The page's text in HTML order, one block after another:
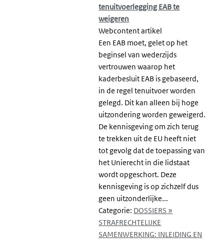
tenuitvoerlegging EAB te
weigeren
Webcontent artikel
Een EAB moet, gelet op het
beginsel van wederzijds
vertrouwen waarop het
kaderbesluit EAB is gebaseerd,
in de regel tenuitvoer worden
gelegd. Dit kan alleen bij hoge
uitzondering worden geweigerd.
De kennisgeving om zich terug
te trekken uit de EU heeft niet
tot gevolg dat de toepassing van
het Unierecht in die lidstaat
wordt opgeschort. Deze
kennisgeving is op zichzelf dus
geen uitzonderlijke...
Categorie: DOSSIERS »
STRAFRECHTELIJKE
SAMENWERKING: INLEIDING EN